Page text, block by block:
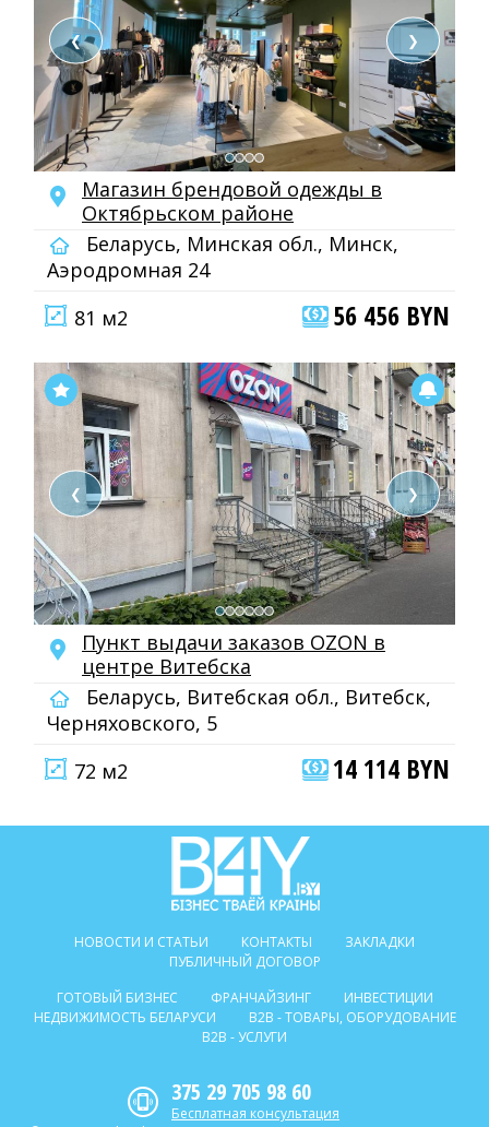
❮ ❯
Магазин брендовой одежды в
Октябрьском районе
Беларусь, Минская обл., Минск,
Аэродромная 24
81 м2
56 456 BYN
❮ ❯
Пункт выдачи заказов OZON в
центре Витебска
Беларусь, Витебская обл., Витебск,
Черняховского, 5
72 м2
14 114 BYN
НОВОСТИ И СТАТЬИ КОНТАКТЫ
ЗАКЛАДКИ
ПУБЛИЧНЫЙ ДОГОВОР
ГОТОВЫЙ БИЗНЕС
ФРАНЧАЙЗИНГ
ИНВЕСТИЦИИ
НЕДВИЖИМОСТЬ БЕЛАРУСИ
B2B - ТОВАРЫ, ОБОРУДОВАНИЕ
B2B - УСЛУГИ
375 29 705 98 60
Бесплатная консультация